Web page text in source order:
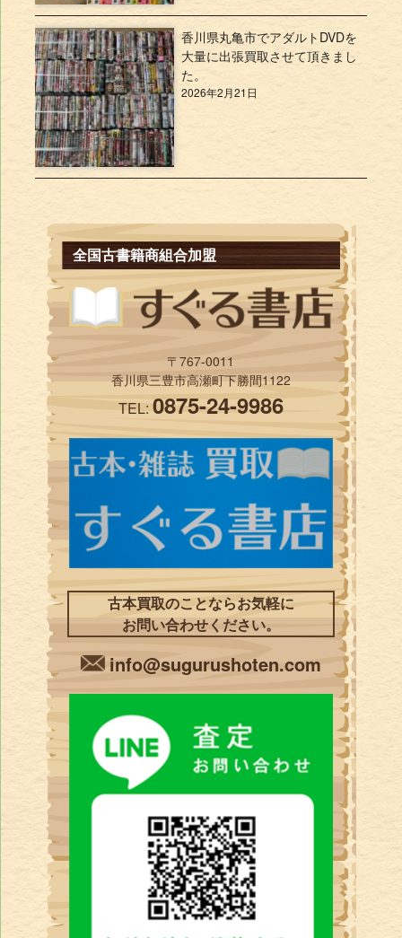
香川県丸亀市でアダルトDVDを
大量に出張買取させて頂きまし
た。
2026年2月21日
全国古書籍商組合加盟
〒767-0011
香川県三豊市高瀬町下勝間1122
TEL:0875-24-9986
古本買取のことならお気軽に
お問い合わせください。
info@sugurushoten.com